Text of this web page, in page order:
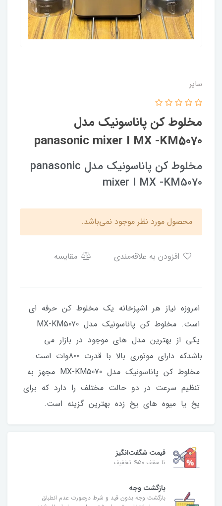
سایر
مخلوط کن پاناسونیک مدل
panasonic mixer I MX -KM5070
مخلوط کن پاناسونیک مدل panasonic
mixer I MX -KM5070
محصول مورد نظر موجود نمی‌باشد.
مقایسه
امروزه نیاز هر اشپزخانه یک مخلوط کن حرفه ای
است. مخلوط کن پاناسونیک مدل MX-KM5070
یکی از بهترین مدل های موجود در بازار می
باشدکه دارای موتوری بالا با قدرت 800وات است.
مخلوط کن پاناسونیک مدل MX-KM5070 مجهز به
تنظیم سرعت در دو حالت مختلف را دارد که برای
یخ یا میوه های یخ زده بهترین گزینه است.
قیمت شگفت‌انگیز
تا سقف 50% تخفیف
بازگشت وجه
بازگشت وجه بدون قید و شرط درصورت عدم انطباق